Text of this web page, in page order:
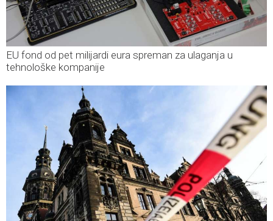
EU fond od pet milijardi eura spreman za ulaganja u
tehnološke kompanije